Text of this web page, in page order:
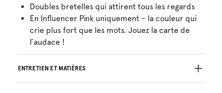
Doubles bretelles qui attirent tous les regards
En Influencer Pink uniquement – la couleur qui
crie plus fort que les mots. Jouez la carte de
l’audace !
ENTRETIEN ET MATIÈRES